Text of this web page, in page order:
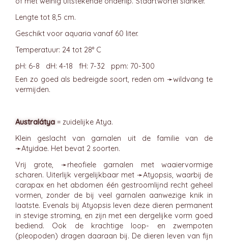
Lengte tot 8,5 cm.
Geschikt voor aquaria vanaf 60 liter.
Temperatuur: 24 tot 28° C
pH: 6-8 dH: 4-18 fH: 7-32 ppm: 70-300
Een zo goed als bedreigde soort, reden om ➛wildvang te
vermijden.
Australátya = zuidelijke Atya.
Klein geslacht van garnalen uit de familie van de
➛Atyidae. Het bevat 2 soorten.
Vrij grote, ➛rheofielegarnalen met waaiervormige
scharen. Uiterlijk vergelijkbaar met ➛Atyopsis, waarbij de
carapax en het abdomen één gestroomlijnd recht geheel
vormen, zonder de bij veel garnalen aanwezige knik in
laatste. Evenals bij Atyopsis leven deze dieren permanent
in stevige stroming, en zijn met een dergelijke vorm goed
bediend. Ook de krachtige loop- en zwempoten
(pleopoden) dragen daaraan bij. De dieren leven van fijn